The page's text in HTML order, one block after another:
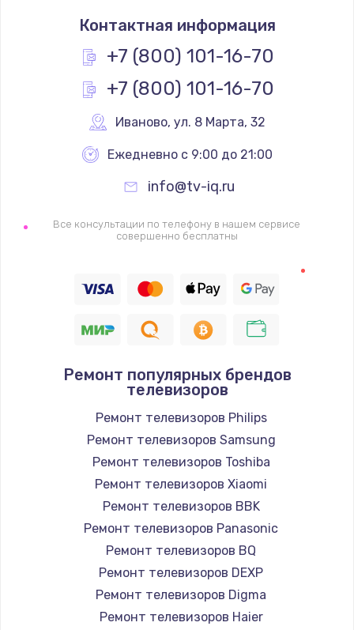
900 руб.
Заказать
900 руб.
Заказать
Не работает
1400 руб.
Восстановление цепи питания, пайка
Заказать
Программный ремонт/прошивка
Замена Bluetooth/Wi-Fi модуля
Заказать
Замена картридера
890 руб.
Заказать
Контактная информация
+7 (800) 101-16-70
+7 (800) 101-16-70
Иваново, ул. 8 Марта, 32
Ежедневно с 9:00 до 21:00
info@tv-iq.ru
Все консультации по телефону в нашем сервисе
совершенно бесплатны
Ремонт популярных брендов
телевизоров
Ремонт телевизоров Philips
Ремонт телевизоров Samsung
Ремонт телевизоров Toshiba
Ремонт телевизоров Xiaomi
Ремонт телевизоров BBK
Ремонт телевизоров Panasonic
Ремонт телевизоров BQ
Ремонт телевизоров DEXP
Ремонт телевизоров Digma
Ремонт телевизоров Haier